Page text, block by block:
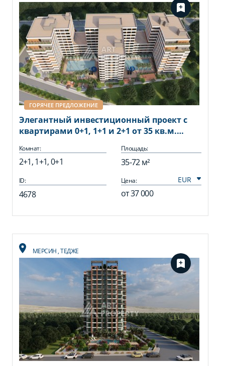
ГОРЯЧЕЕ ПРЕДЛОЖЕНИЕ
Элегантный инвестиционный проект с
квартирами 0+1, 1+1 и 2+1 от 35 кв.м.
Комнат:
2+1, 1+1, 0+1
Площадь:
35-72 м²
ID:
4678
Цена:
от37 000
МЕРСИН,ТЕДЖЕ